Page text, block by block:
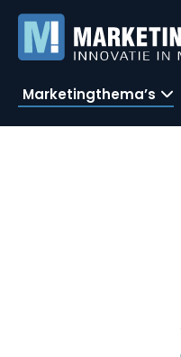
Marketingthema’s